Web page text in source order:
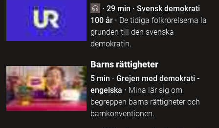
· 29 min · Svensk demokrati
100 år· De tidiga folkrörelserna la
grunden till den svenska
demokratin.
Barns rättigheter
5 min · Grejen med demokrati -
engelska · Mina lär sig om
begreppen barns rättigheter och
barnkonventionen.